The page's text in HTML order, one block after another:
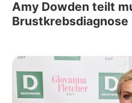
Amy Dowden teilt
Brustkrebsdiagnose